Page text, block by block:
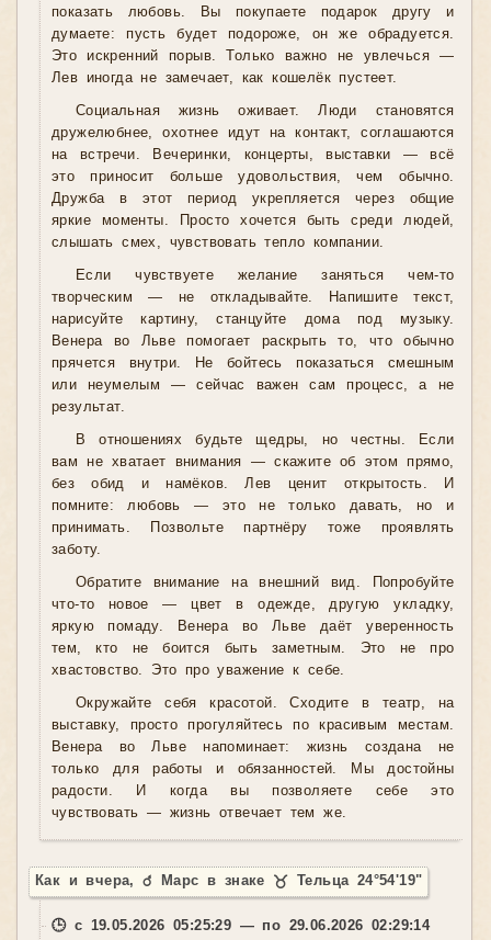
показать любовь. Вы покупаете подарок другу и
думаете: пусть будет подороже, он же обрадуется.
Это искренний порыв. Только важно не увлечься —
Лев иногда не замечает, как кошелёк пустеет.
Социальная жизнь оживает. Люди становятся
дружелюбнее, охотнее идут на контакт, соглашаются
на встречи. Вечеринки, концерты, выставки — всё
это приносит больше удовольствия, чем обычно.
Дружба в этот период укрепляется через общие
яркие моменты. Просто хочется быть среди людей,
слышать смех, чувствовать тепло компании.
Если чувствуете желание заняться чем-то
творческим — не откладывайте. Напишите текст,
нарисуйте картину, станцуйте дома под музыку.
Венера во Льве помогает раскрыть то, что обычно
прячется внутри. Не бойтесь показаться смешным
или неумелым — сейчас важен сам процесс, а не
результат.
В отношениях будьте щедры, но честны. Если
вам не хватает внимания — скажите об этом прямо,
без обид и намёков. Лев ценит открытость. И
помните: любовь — это не только давать, но и
принимать. Позвольте партнёру тоже проявлять
заботу.
Обратите внимание на внешний вид. Попробуйте
что-то новое — цвет в одежде, другую укладку,
яркую помаду. Венера во Льве даёт уверенность
тем, кто не боится быть заметным. Это не про
хвастовство. Это про уважение к себе.
Окружайте себя красотой. Сходите в театр, на
выставку, просто прогуляйтесь по красивым местам.
Венера во Льве напоминает: жизнь создана не
только для работы и обязанностей. Мы достойны
радости. И когда вы позволяете себе это
чувствовать — жизнь отвечает тем же.
Как и вчера, ♂ Марс в знаке ♉ Тельца 24°54'19"
🕒 с 19.05.2026 05:25:29 — по 29.06.2026 02:29:14